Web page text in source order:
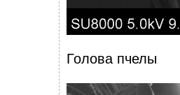
Голова пчелы